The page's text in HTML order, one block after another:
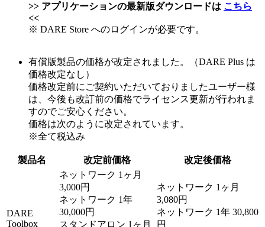
>> アプリケーションの最新版ダウンロードは こちら
<<
※ DARE Store へのログインが必要です。
有償版製品の価格が改定されました。（DARE Plus は
価格改定なし）
価格改定前にご契約いただいておりましたユーザー様
は、今後も改訂前の価格でライセンス更新が行われま
すのでご安心ください。
価格は次のように改定されています。
※全て税込み
製品名 改定前価格 改定後価格
DARE
Toolbox
ネットワーク 1ヶ月
3,000円
ネットワーク 1年
30,000円
スタンドアロン 1ヶ月
ネットワーク 1ヶ月
3,080円
ネットワーク 1年 30,800
円